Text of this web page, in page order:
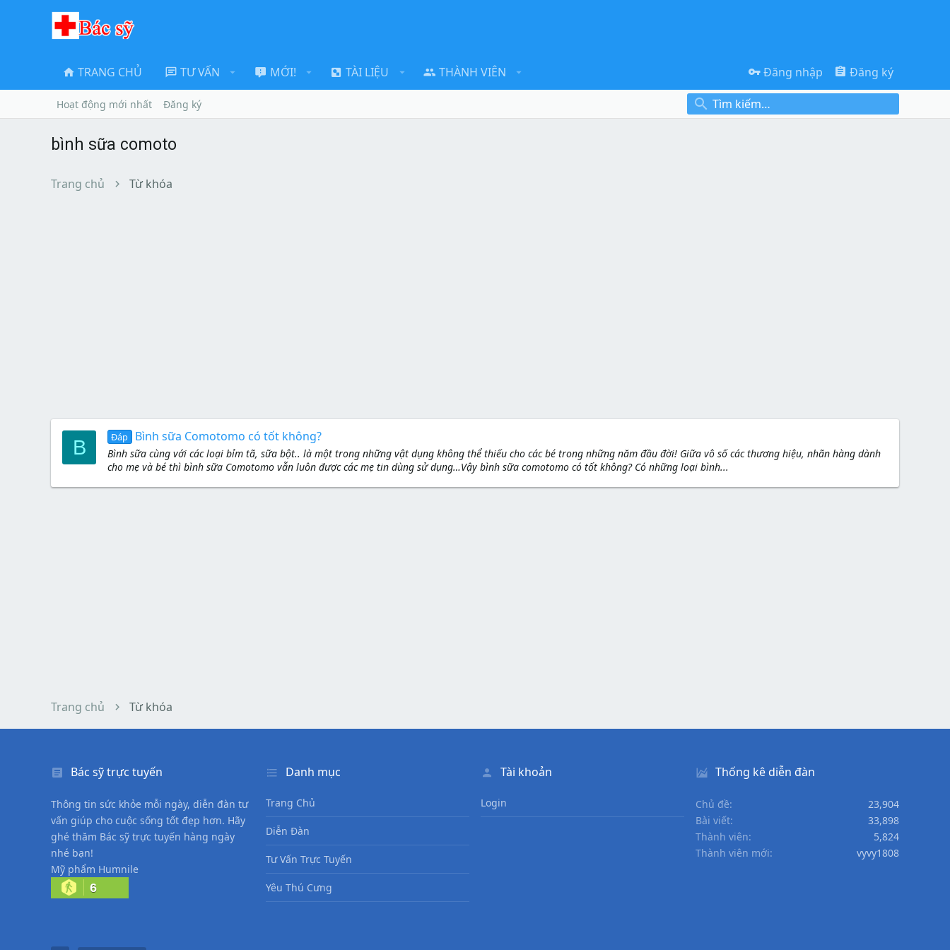
TRANG CHỦ TƯ VẤN MỚI! TÀI LIỆU THÀNH VIÊN Đăng nhập Đăng ký
Hoạt động mới nhất Đăng ký
bình sữa comoto
Trang chủ Từ khóa
B Đáp Bình sữa Comotomo có tốt không?
Bình sữa cùng với các loại bỉm tã, sữa bột.. là một trong những vật dụng không thể thiếu cho các bé trong những năm đầu đời! Giữa vô số các thương hiệu, nhãn hàng dành
cho mẹ và bé thì bình sữa Comotomo vẫn luôn được các mẹ tin dùng sử dụng…Vậy bình sữa comotomo có tốt không? Có những loại bình...
Trang chủ Từ khóa
Bác sỹ trực tuyến
Thông tin sức khỏe mỗi ngày, diễn đàn tư
vấn giúp cho cuộc sống tốt đẹp hơn. Hãy
ghé thăm Bác sỹ trực tuyến hàng ngày
nhé bạn!
Mỹ phẩm Humnile
6
Danh mục
Trang Chủ
Diễn Đàn
Tư Vấn Trực Tuyến
Yêu Thú Cưng
Tài khoản
Login
Thống kê diễn đàn
Chủ đề
23,904
Bài viết
33,898
Thành viên
5,824
Thành viên mới
vyvy1808